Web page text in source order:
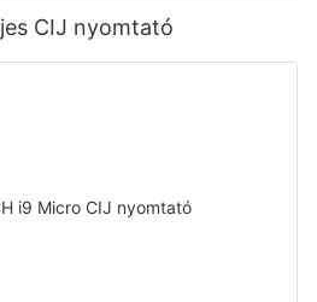
CIJ nyomtató